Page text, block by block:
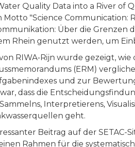
Quality Data into a River of
"Science Communication:
Über die Grenzen
Rhein genutzt werden, um
RIWA-Rijn wurde gezeigt,
(ERM)
und zur
dass die
Interpretierens,
geht.
Beitrag auf der SETAC-
Rahmen für die